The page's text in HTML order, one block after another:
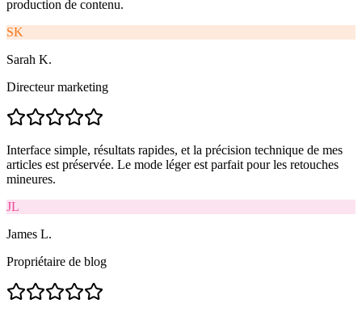
production de contenu.
SK
Sarah K.
Directeur marketing
Interface simple, résultats rapides, et la précision technique de mes
articles est préservée. Le mode léger est parfait pour les retouches
mineures.
JL
James L.
Propriétaire de blog